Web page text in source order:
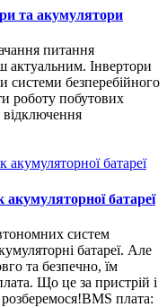
та акумулятори
питання
актуальним. Інвертори
системи безперебійного
роботу побутових
відключення
батареї
систем
батареї. Але
та безпечно, їм
Що це за пристрій і
плата: